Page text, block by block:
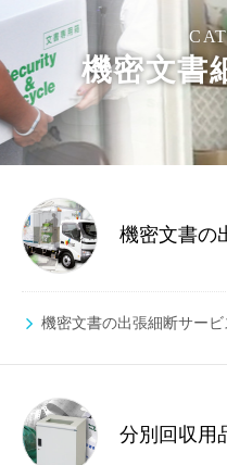
機密文書
機密文書の
機密文書の出張細断サービ
分別回収用